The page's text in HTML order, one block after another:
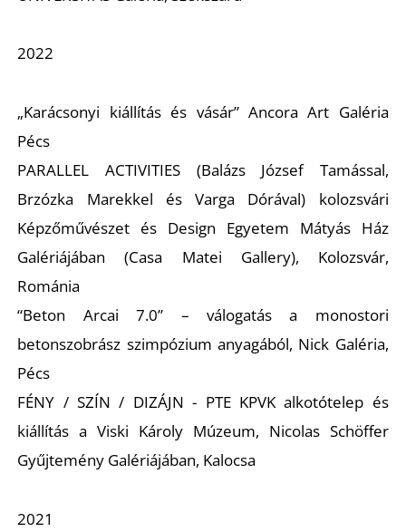
2022
„Karácsonyi kiállítás és vásár” Ancora Art Galéria
Pécs
PARALLEL ACTIVITIES (Balázs József Tamással,
Brzózka Marekkel és Varga Dórával) kolozsvári
Képzőművészet és Design Egyetem Mátyás Ház
Galériájában (Casa Matei Gallery), Kolozsvár,
Románia
“Beton Arcai 7.0” – válogatás a monostori
betonszobrász szimpózium anyagából, Nick Galéria,
Pécs
FÉNY / SZÍN / DIZÁJN - PTE KPVK alkotótelep és
kiállítás a Viski Károly Múzeum, Nicolas Schöffer
Gyűjtemény Galériájában, Kalocsa
2021